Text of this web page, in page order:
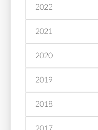
2022
2021
2020
2019
2018
2017